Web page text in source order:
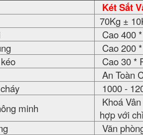
Két Sắt
70Kg ±
Cao 400
Cao 200
Cao 30 *
An Toàn
1000 -
minh
Khoá
hợp với
Văn